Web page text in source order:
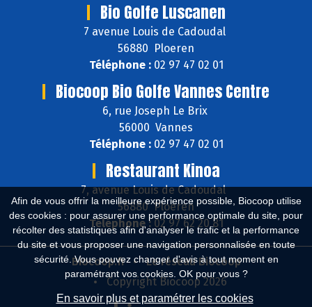
Afin de vous offrir la meilleure expérience possible, Biocoop utilise
des cookies : pour assurer une performance optimale du site, pour
récolter des statistiques afin d'analyser le trafic et la performance
du site et vous proposer une navigation personnalisée en toute
sécurité. Vous pouvez changer d'avis à tout moment en
paramétrant vos cookies. OK pour vous ?
En savoir plus et paramétrer les cookies
Bio Golfe Luscanen
7 avenue Louis de Cadoudal
56880 Ploeren
Téléphone :02 97 47 02 01
Biocoop Bio Golfe Vannes Centre
6, rue Joseph Le Brix
56000 Vannes
Téléphone :02 97 47 02 01
Restaurant Kinoa
7, avenue Louis de Cadoudal
56880 Ploeren
Téléphone :02 97 62 20 81
Biocoop.fr
Le réseau Biocoop
Copyright Biocoop 2026